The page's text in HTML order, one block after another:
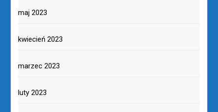
maj 2023
kwiecień 2023
marzec 2023
luty 2023